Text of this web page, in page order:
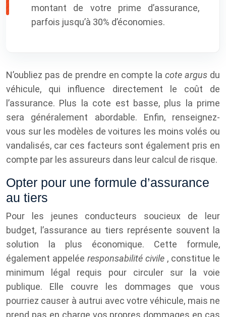
montant de votre prime d’assurance,
parfois jusqu’à 30% d’économies.
N’oubliez pas de prendre en compte lacote argus du
véhicule, qui influence directement le coût de
l’assurance. Plus la cote est basse, plus la prime
sera généralement abordable. Enfin, renseignez-
vous sur les modèles de voitures les moins volés ou
vandalisés, car ces facteurs sont également pris en
compte par les assureurs dans leur calcul de risque.
Opter pour une formule d’assurance
au tiers
Pour les jeunes conducteurs soucieux de leur
budget, l’assurance au tiers représente souvent la
solution la plus économique. Cette formule,
également appelée responsabilité civile , constitue le
minimum légal requis pour circuler sur la voie
publique. Elle couvre les dommages que vous
pourriez causer à autrui avec votre véhicule, mais ne